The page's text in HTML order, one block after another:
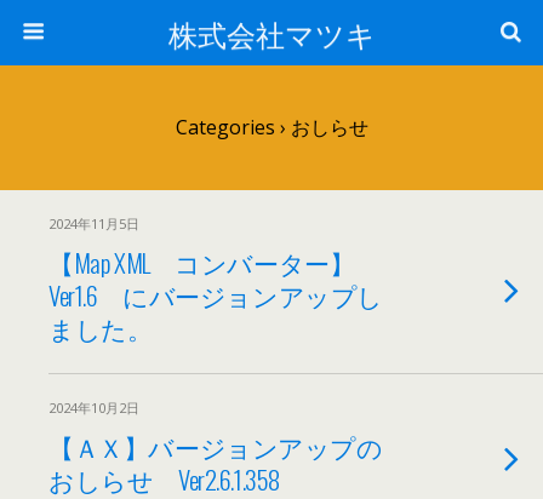
株式会社マツキ
Categories › おしらせ
2024年11月5日
【Map XML コンバーター】
Ver1.6 にバージョンアップし
ました。
2024年10月2日
【ＡＸ】バージョンアップの
おしらせ Ver2.6.1.358